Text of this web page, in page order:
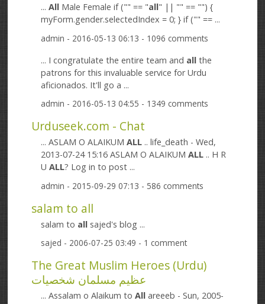
...All Male Female if ("" == "all" || "" == "") {
myForm.gender.selectedIndex = 0; } if ("" == ...
admin - 2016-05-13 06:13 - 1096 comments
... I congratulate the entire team and all the
patrons for this invaluable service for Urdu
aficionados. It'll go a ...
admin - 2016-05-13 04:55 - 1349 comments
Urduseek.com - Chat
... ASLAM O ALAIKUMALL .. life_death - Wed,
2013-07-24 15:16 ASLAM O ALAIKUMALL .. H R
UALL? Log in to post ...
admin - 2015-09-29 07:13 - 586 comments
salam to all
salam to all sajed's blog ...
sajed - 2006-07-25 03:49 - 1 comment
The Great Muslim Heroes (Urdu)
عظیم مسلمان شخصیات
... Assalam o Alaikum toAll areeeb - Sun, 2005-